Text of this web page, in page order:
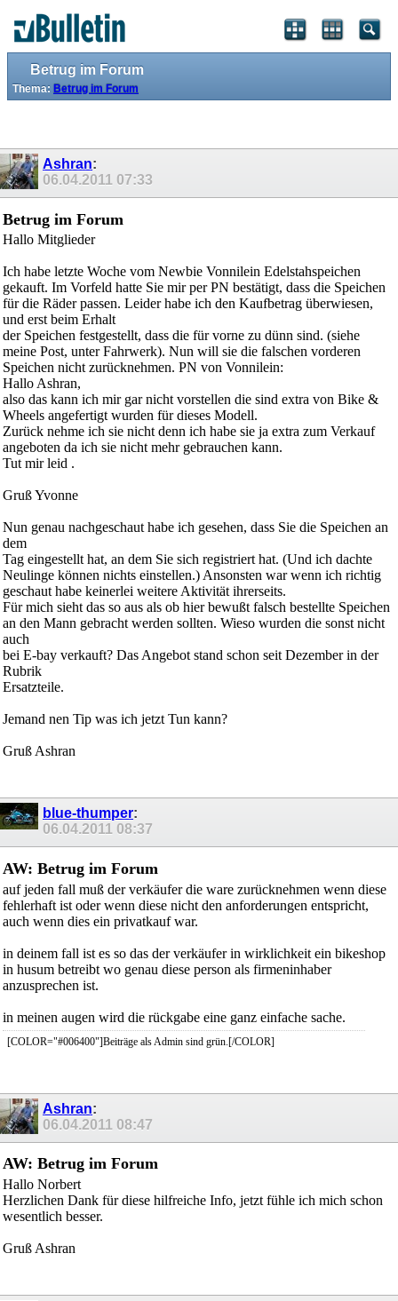
Betrug im Forum
Thema: Betrug im Forum
Ashran:
06.04.2011 07:33
Betrug im Forum
Hallo Mitglieder
Ich habe letzte Woche vom Newbie Vonnilein Edelstahspeichen
gekauft. Im Vorfeld hatte Sie mir per PN bestätigt, dass die Speichen
für die Räder passen. Leider habe ich den Kaufbetrag überwiesen,
und erst beim Erhalt
der Speichen festgestellt, dass die für vorne zu dünn sind. (siehe
meine Post, unter Fahrwerk). Nun will sie die falschen vorderen
Speichen nicht zurücknehmen. PN von Vonnilein:
Hallo Ashran,
also das kann ich mir gar nicht vorstellen die sind extra von Bike &
Wheels angefertigt wurden für dieses Modell.
Zurück nehme ich sie nicht denn ich habe sie ja extra zum Verkauf
angeboten da ich sie nicht mehr gebrauchen kann.
Tut mir leid .
Gruß Yvonne
Nun genau nachgeschaut habe ich gesehen, dass Sie die Speichen an
dem
Tag eingestellt hat, an dem Sie sich registriert hat. (Und ich dachte
Neulinge können nichts einstellen.) Ansonsten war wenn ich richtig
geschaut habe keinerlei weitere Aktivität ihrerseits.
Für mich sieht das so aus als ob hier bewußt falsch bestellte Speichen
an den Mann gebracht werden sollten. Wieso wurden die sonst nicht
auch
bei E-bay verkauft? Das Angebot stand schon seit Dezember in der
Rubrik
Ersatzteile.
Jemand nen Tip was ich jetzt Tun kann?
Gruß Ashran
blue-thumper:
06.04.2011 08:37
AW: Betrug im Forum
auf jeden fall muß der verkäufer die ware zurücknehmen wenn diese
fehlerhaft ist oder wenn diese nicht den anforderungen entspricht,
auch wenn dies ein privatkauf war.
in deinem fall ist es so das der verkäufer in wirklichkeit ein bikeshop
in husum betreibt wo genau diese person als firmeninhaber
anzusprechen ist.
in meinen augen wird die rückgabe eine ganz einfache sache.
[COLOR="#006400"]Beiträge als Admin sind grün.[/COLOR]
Ashran:
06.04.2011 08:47
AW: Betrug im Forum
Hallo Norbert
Herzlichen Dank für diese hilfreiche Info, jetzt fühle ich mich schon
wesentlich besser.
Gruß Ashran